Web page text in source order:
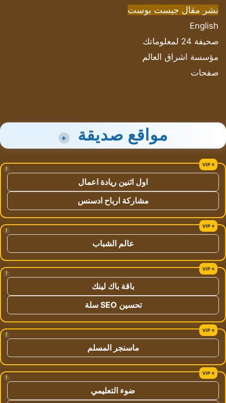
نشر مقال جيست بوست
English
صحيفة 24 لمعلوماتك
مؤسسة اشراق العالم
صفحات
مواقع صديقة +
!
اول اثنين ريادة اعمال
مشاركة ارباح ادسنس
!
عالم الشباب
!
باقة باك لينك
تحسين SEO سلة
!
ماسنجر المسلم
!
ضوء التعليمي